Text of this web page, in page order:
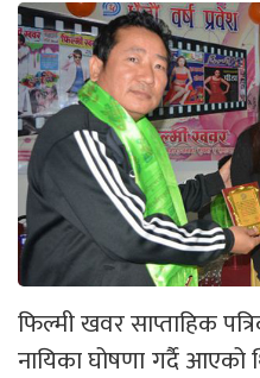
फिल्मी खवर साप्ताहिक
नायिका घोषणा गर्दै आएको